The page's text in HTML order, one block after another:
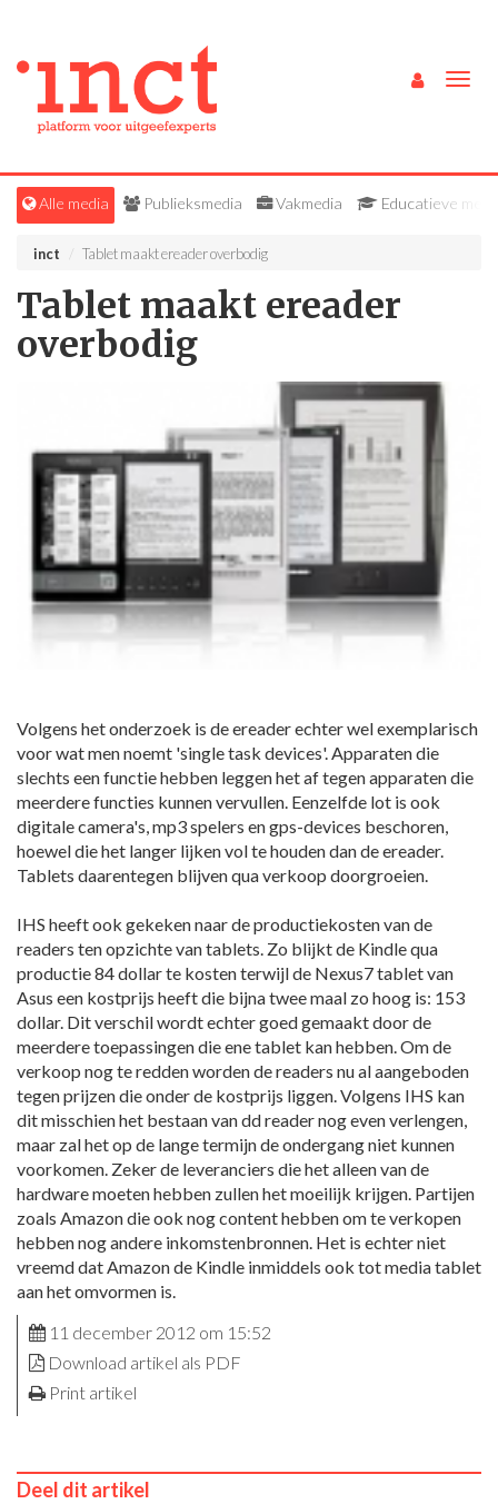
Alle media Publieksmedia Vakmedia Educatieve
inct Tablet maakt ereader overbodig
Tablet maakt ereader
overbodig
Volgens het onderzoek is de ereader echter wel exemplarisch
voor wat men noemt 'single task devices'. Apparaten die
slechts een functie hebben leggen het af tegen apparaten die
meerdere functies kunnen vervullen. Eenzelfde lot is ook
digitale camera's, mp3 spelers en gps-devices beschoren,
hoewel die het langer lijken vol te houden dan de ereader.
Tablets daarentegen blijven qua verkoop doorgroeien.
IHS heeft ook gekeken naar de productiekosten van de
readers ten opzichte van tablets. Zo blijkt de Kindle qua
productie 84 dollar te kosten terwijl de Nexus7 tablet van
Asus een kostprijs heeft die bijna twee maal zo hoog is: 153
dollar. Dit verschil wordt echter goed gemaakt door de
meerdere toepassingen die ene tablet kan hebben. Om de
verkoop nog te redden worden de readers nu al aangeboden
tegen prijzen die onder de kostprijs liggen. Volgens IHS kan
dit misschien het bestaan van dd reader nog even verlengen,
maar zal het op de lange termijn de ondergang niet kunnen
voorkomen. Zeker de leveranciers die het alleen van de
hardware moeten hebben zullen het moeilijk krijgen. Partijen
zoals Amazon die ook nog content hebben om te verkopen
hebben nog andere inkomstenbronnen. Het is echter niet
vreemd dat Amazon de Kindle inmiddels ook tot media tablet
aan het omvormen is.
11 december 2012 om 15:52
Download artikel als PDF
Print artikel
Deel dit artikel